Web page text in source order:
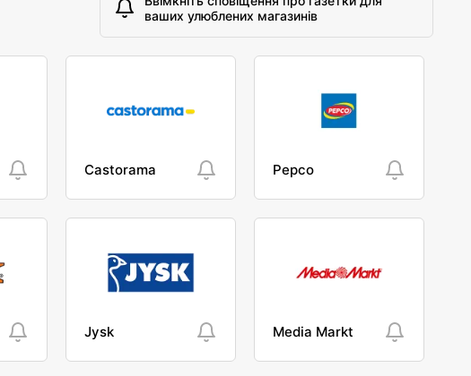
ваших улюблених магазинів
Castorama Pepco
Jysk Media Markt